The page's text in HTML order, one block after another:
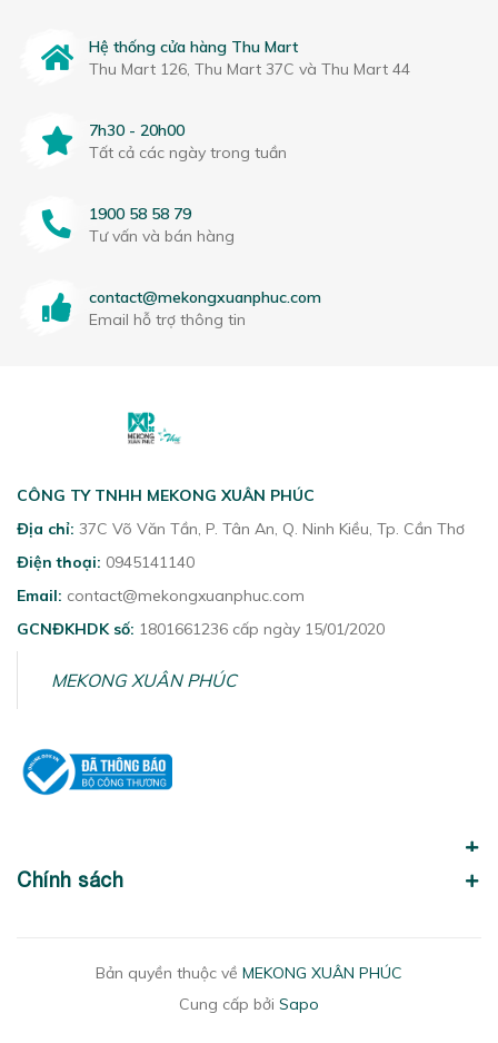
Hệ thống cửa hàng Thu Mart
Thu Mart 126, Thu Mart 37C và Thu Mart 44
7h30 - 20h00
Tất cả các ngày trong tuần
1900 58 58 79
Tư vấn và bán hàng
contact@mekongxuanphuc.com
Email hỗ trợ thông tin
CÔNG TY TNHH MEKONG XUÂN PHÚC
Địa chỉ: 37C Võ Văn Tần, P. Tân An, Q. Ninh Kiều, Tp. Cần Thơ
Điện thoại: 0945141140
Email: contact@mekongxuanphuc.com
GCNĐKHDK số: 1801661236 cấp ngày 15/01/2020
MEKONG XUÂN PHÚC
Chính sách
Bản quyền thuộc về MEKONG XUÂN PHÚC
Cung cấp bởi Sapo